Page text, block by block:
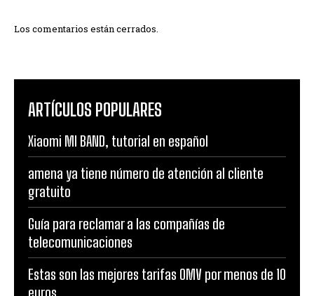
Los comentarios están cerrados.
ARTÍCULOS POPULARES
Xiaomi MI BAND, tutorial en español
amena ya tiene número de atención al cliente
gratuito
Guía para reclamar a las compañías de
telecomunicaciones
Estas son las mejores tarifas OMV por menos de 10
euros